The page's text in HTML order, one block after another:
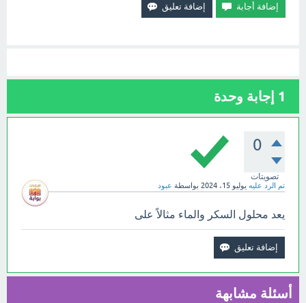
1 إجابة وحدة
0
تصويتات
تم الرد عليه يوليو 15، 2024 بواسطة عبود
يعد محلول السكر والماء مثالاً على
أسئلة مشابهة